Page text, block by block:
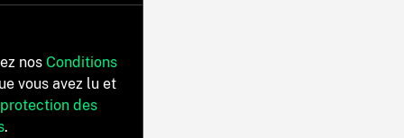
nos Conditions
vous avez lu et
des
.